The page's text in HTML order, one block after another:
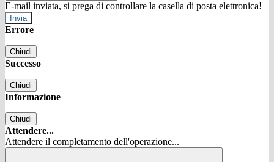
E-mail inviata, si prega di controllare la casella di posta elettronica!
Errore
Chiudi
Successo
Chiudi
Informazione
Chiudi
Attendere...
Attendere il completamento dell'operazione...